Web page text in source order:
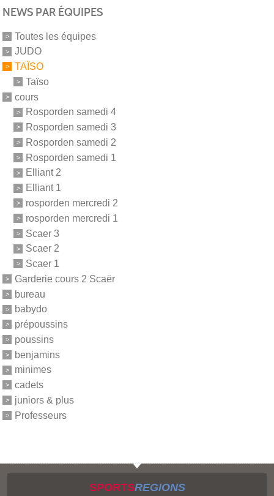
NEWS PAR ÉQUIPES
Toutes les équipes
JUDO
TAÏSO
Taïso
cours
Rosporden samedi 4
Rosporden samedi 3
Rosporden samedi 2
Rosporden samedi 1
Elliant 2
Elliant 1
rosporden mercredi 2
rosporden mercredi 1
Scaer 3
Scaer 2
Scaer 1
Garderie cours 2 Scaër
bureau
babydo
prépoussins
poussins
benjamins
minimes
cadets
juniors & plus
Professeurs
SPORTSREGIONS